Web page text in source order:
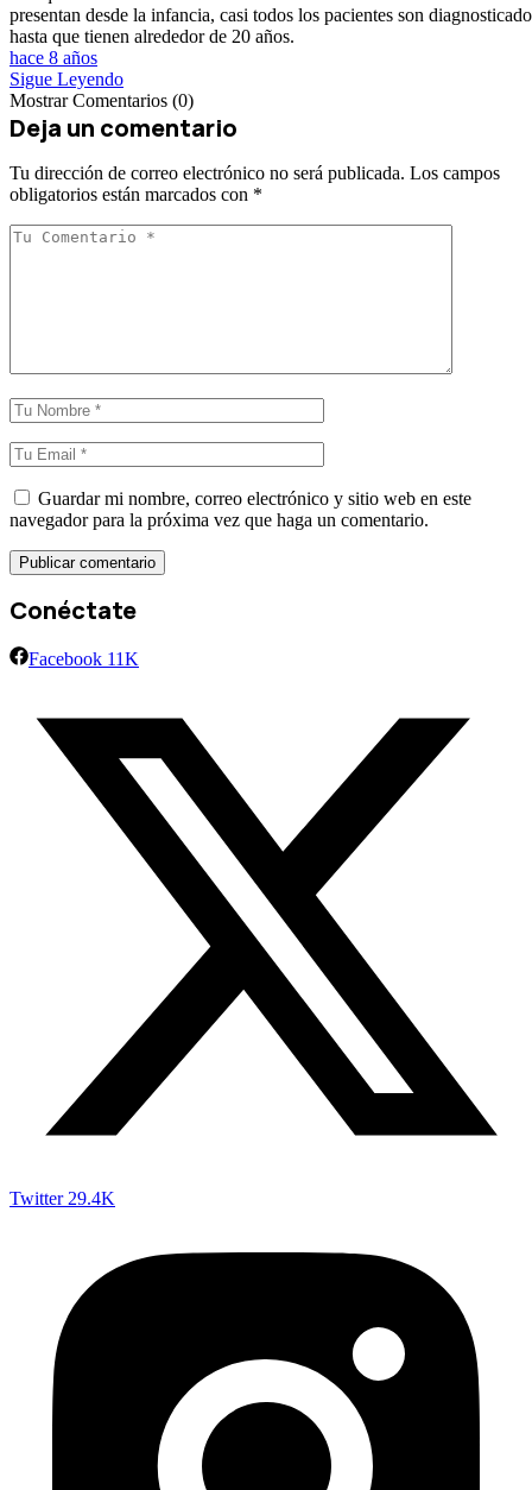
presentan desde la infancia, casi todos los pacientes son
hasta que tienen alrededor de 20 años.
hace 8 años
Sigue Leyendo
Mostrar Comentarios (0)
Deja un comentario
Tu dirección de correo electrónico no será publicada. Los campos
obligatorios están marcados con *
Guardar mi nombre, correo electrónico y sitio web en este
navegador para la próxima vez que haga un comentario.
Conéctate
Facebook 11K
Twitter 29.4K